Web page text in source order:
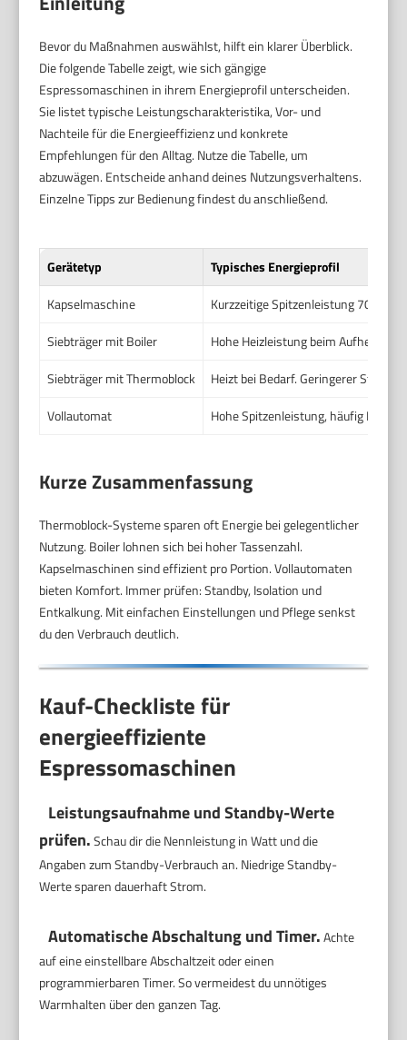
Bevor du Maßnahmen auswählst, hilft ein klarer Überblick.
Die folgende Tabelle zeigt, wie sich gängige
Espressomaschinen in ihrem Energieprofil unterscheiden.
Sie listet typische Leistungscharakteristika, Vor- und
Nachteile für die Energieeffizienz und konkrete
Empfehlungen für den Alltag. Nutze die Tabelle, um
abzuwägen. Entscheide anhand deines Nutzungsverhaltens.
Einzelne Tipps zur Bedienung findest du anschließend.
Gerätetyp
Typisches Energieprofil
Kapselmaschine
Kurzzeitige Spitzenleistung
Siebträger mit Boiler
Hohe Heizleistung beim Aufheizen.
Siebträger mit Thermoblock
Heizt bei Bedarf. Geringerer
Vollautomat
Hohe Spitzenleistung, häufig
Kurze Zusammenfassung
Thermoblock-Systeme sparen oft Energie bei gelegentlicher
Nutzung. Boiler lohnen sich bei hoher Tassenzahl.
Kapselmaschinen sind effizient pro Portion. Vollautomaten
bieten Komfort. Immer prüfen: Standby, Isolation und
Entkalkung. Mit einfachen Einstellungen und Pflege senkst
du den Verbrauch deutlich.
Kauf-Checkliste für
energieeffiziente
Espressomaschinen
Leistungsaufnahme und Standby-Werte
prüfen.Schau dir die Nennleistung in Watt und die
Angaben zum Standby-Verbrauch an. Niedrige Standby-
Werte sparen dauerhaft Strom.
Automatische Abschaltung und Timer.Achte
auf eine einstellbare Abschaltzeit oder einen
programmierbaren Timer. So vermeidest du unnötiges
Warmhalten über den ganzen Tag.